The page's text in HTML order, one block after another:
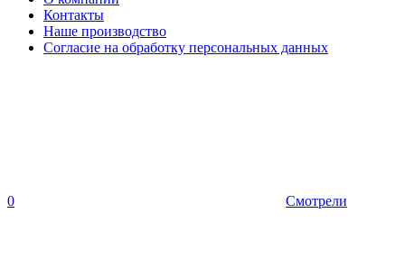
Контакты
Наше производство
Согласие на обработку персональных данных
0 Смотрели